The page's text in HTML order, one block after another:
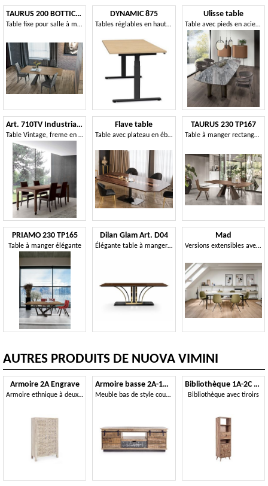
TAURUS 200 BOTTICELLA TP161
Table fixe pour salle à manger moderne
DYNAMIC 875
Tables réglables en hauteur avec système électrique
Ulisse table
Table avec pieds en acier courbés en spirale
Art. 710TV Industrial Vintage Table
Table Vintage, freme en métal avec effet rouille
Flave table
Table avec plateau en ébène, avec décoration artistique
TAURUS 230 TP167
Table à manger rectangulaire
PRIAMO 230 TP165
Table à manger élégante
Dilan Glam Art. D04
Élégante table à manger rectangulaire, finition brillante
Mad
Versions extensibles avec 2 rallonges de 50 cm
AUTRES PRODUITS DE NUOVA VIMINI
Armoire 2A Engrave
Armoire ethnique à deux portes
Armoire basse 2A-1C Tudor
Meuble bas de style country
Bibliothèque 1A-2C Kant
Bibliothèque avec tiroirs